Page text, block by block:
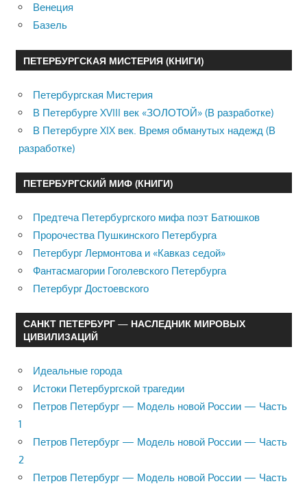
Венеция
Базель
ПЕТЕРБУРГСКАЯ МИСТЕРИЯ (КНИГИ)
Петербургская Мистерия
В Петербурге XVIII век «ЗОЛОТОЙ» (В разработке)
В Петербурге XIX век. Время обманутых надежд (В
разработке)
ПЕТЕРБУРГСКИЙ МИФ (КНИГИ)
Предтеча Петербургского мифа поэт Батюшков
Пророчества Пушкинского Петербурга
Петербург Лермонтова и «Кавказ седой»
Фантасмагории Гоголевского Петербурга
Петербург Достоевского
САНКТ ПЕТЕРБУРГ — НАСЛЕДНИК МИРОВЫХ
ЦИВИЛИЗАЦИЙ
Идеальные города
Истоки Петербургской трагедии
Петров Петербург — Модель новой России — Часть
1
Петров Петербург — Модель новой России — Часть
2
Петров Петербург — Модель новой России — Часть